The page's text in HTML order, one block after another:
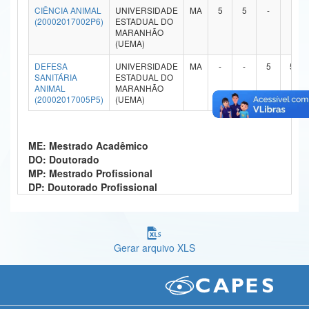
Ministério da Ciência, Tecnologia, Inovações e Comunicações
Ministério do Turismo
Ministério do Desenvolvimento Regional
Ministério da Mulher, da Família e dos Direitos Humanos
Secretaria-Geral
Advocacia-Geral da União
CIÊNCIA ANIMAL
(20002017002P6)
UNIVERSIDADE
ESTADUAL DO
MARANHÃO
(UEMA)
MA 5 5 -
DEFESA
SANITÁRIA
ANIMAL
(20002017005P5)
UNIVERSIDADE
ESTADUAL DO
MARANHÃO
(UEMA)
MA - - 5 5
ME: Mestrado Acadêmico
DO: Doutorado
MP: Mestrado Profissional
DP: Doutorado Profissional
Gerar arquivo XLS